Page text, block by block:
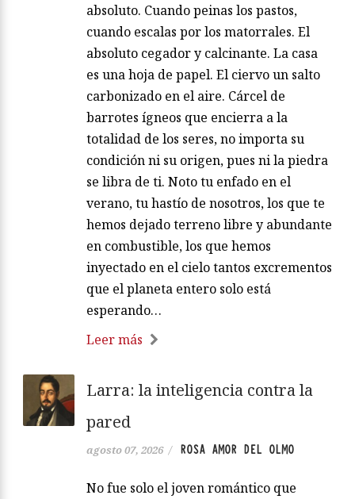
absoluto. Cuando peinas los pastos,
cuando escalas por los matorrales. El
absoluto cegador y calcinante. La casa
es una hoja de papel. El ciervo un salto
carbonizado en el aire. Cárcel de
barrotes ígneos que encierra a la
totalidad de los seres, no importa su
condición ni su origen, pues ni la piedra
se libra de ti. Noto tu enfado en el
verano, tu hastío de nosotros, los que te
hemos dejado terreno libre y abundante
en combustible, los que hemos
inyectado en el cielo tantos excrementos
que el planeta entero solo está
esperando…
Leer más
Larra: la inteligencia contra la
pared
agosto 07, 2026 / ROSA AMOR DEL OLMO
No fue solo el joven romántico que